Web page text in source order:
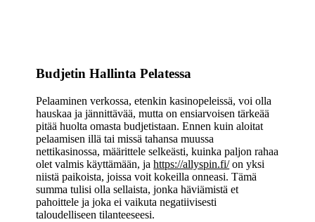
Budjetin Hallinta Pelatessa
Pelaaminen verkossa, etenkin kasinopeleissä, voi olla
hauskaa ja jännittävää, mutta on ensiarvoisen tärkeää
pitää huolta omasta budjetistaan. Ennen kuin aloitat
pelaamisen illä tai missä tahansa muussa
nettikasinossa, määrittele selkeästi, kuinka paljon rahaa
olet valmis käyttämään, jahttps://allyspin.fi/on yksi
niistä paikoista, joissa voit kokeilla onneasi. Tämä
summa tulisi olla sellaista, jonka häviämistä et
pahoittele ja joka ei vaikuta negatiivisesti
taloudelliseen tilanteeseesi.